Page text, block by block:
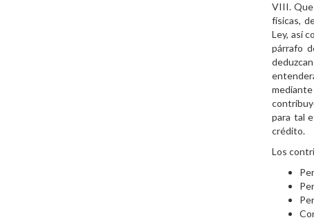
VIII. Que
físicas,
Ley, así
párrafo
para tal
crédito.
Los